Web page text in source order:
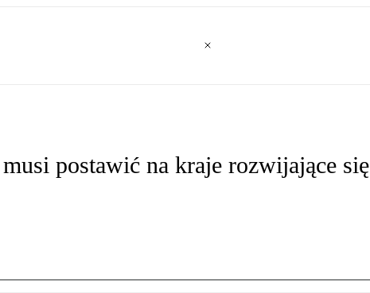
postawić na kraje rozwijające się